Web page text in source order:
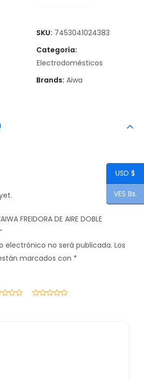
SKU: 7453041024383
Categoría:
Electrodomésticos
Brands: Aiwa
FREIDORA DE AIRE DOBLE
electrónico no será publicada. Los
marcados con *
USD $
VES Bs.